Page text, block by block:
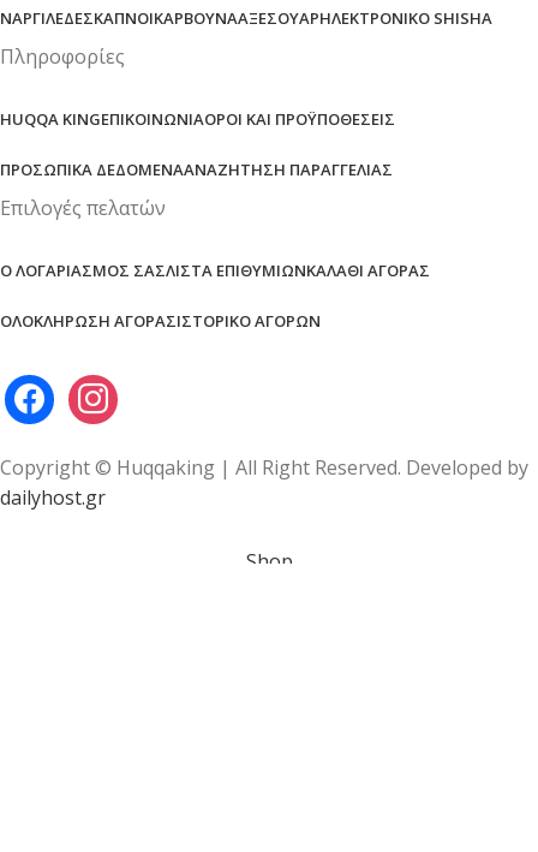
ΝΑΡΓΙΛΈΔΕΣΚΑΠΝΟΊΚΆΡΒΟΥΝΑΑΞΕΣΟΥΆΡΗΛΕΚΤΡΟΝΙΚΌ SHISHA
Πληροφορίες
HUQQA KINGΕΠΙΚΟΙΝΩΝΊΑΌΡΟΙ ΚΑΙ ΠΡΟΫΠΟΘΈΣΕΙΣ
ΠΡΟΣΩΠΙΚΆ ΔΕΔΟΜΈΝΑΑΝΑΖΉΤΗΣΗ ΠΑΡΑΓΓΕΛΊΑΣ
Επιλογές πελατών
Ο ΛΟΓΑΡΙΑΣΜΌΣ ΣΑΣΛΊΣΤΑ ΕΠΙΘΥΜΙΏΝΚΑΛΆΘΙ ΑΓΟΡΆΣ
ΟΛΟΚΛΉΡΩΣΗ ΑΓΟΡΆΣΙΣΤΟΡΙΚΌ ΑΓΟΡΏΝ
Copyright © Huqqaking | All Right Reserved. Developed by
dailyhost.gr
Shop